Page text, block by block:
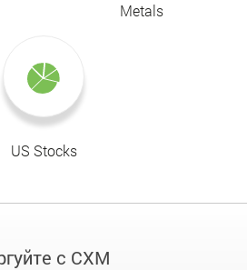
Metals
US Stocks
с CXM